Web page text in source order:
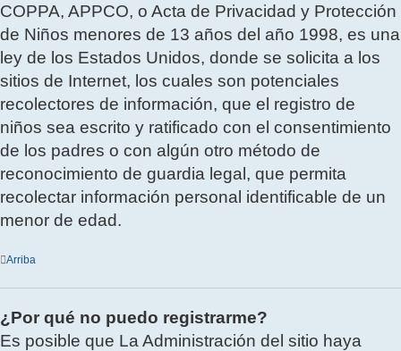
COPPA, APPCO, o Acta de Privacidad y Protección
de Niños menores de 13 años del año 1998, es una
ley de los Estados Unidos, donde se solicita a los
sitios de Internet, los cuales son potenciales
recolectores de información, que el registro de
niños sea escrito y ratificado con el consentimiento
de los padres o con algún otro método de
reconocimiento de guardia legal, que permita
recolectar información personal identificable de un
menor de edad.
Arriba
¿Por qué no puedo registrarme?
Es posible que La Administración del sitio haya